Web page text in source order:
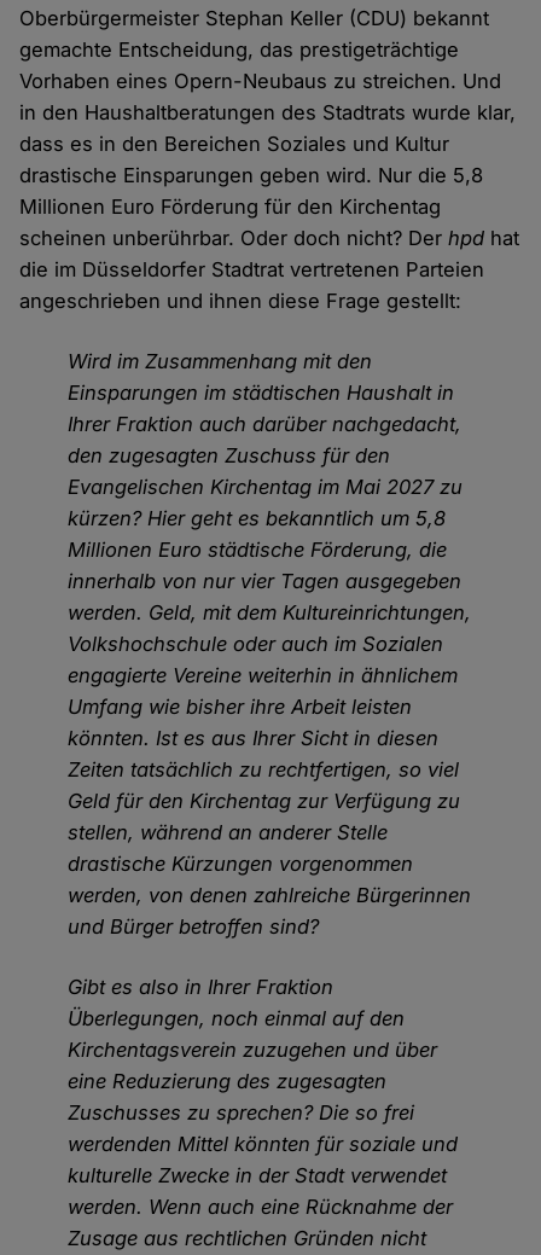
Oberbürgermeister Stephan Keller (CDU) bekannt
gemachte Entscheidung, das prestigeträchtige
Vorhaben eines Opern-Neubaus zu streichen. Und
in den Haushaltberatungen des Stadtrats wurde klar,
dass es in den Bereichen Soziales und Kultur
drastische Einsparungen geben wird. Nur die 5,8
Millionen Euro Förderung für den Kirchentag
scheinen unberührbar. Oder doch nicht? Derhpd hat
die im Düsseldorfer Stadtrat vertretenen Parteien
angeschrieben und ihnen diese Frage gestellt:
Wird im Zusammenhang mit den
Einsparungen im städtischen Haushalt in
Ihrer Fraktion auch darüber nachgedacht,
den zugesagten Zuschuss für den
Evangelischen Kirchentag im Mai 2027 zu
kürzen? Hier geht es bekanntlich um 5,8
Millionen Euro städtische Förderung, die
innerhalb von nur vier Tagen ausgegeben
werden. Geld, mit dem Kultureinrichtungen,
Volkshochschule oder auch im Sozialen
engagierte Vereine weiterhin in ähnlichem
Umfang wie bisher ihre Arbeit leisten
könnten. Ist es aus Ihrer Sicht in diesen
Zeiten tatsächlich zu rechtfertigen, so viel
Geld für den Kirchentag zur Verfügung zu
stellen, während an anderer Stelle
drastische Kürzungen vorgenommen
werden, von denen zahlreiche Bürgerinnen
und Bürger betroffen sind?
Gibt es also in Ihrer Fraktion
Überlegungen, noch einmal auf den
Kirchentagsverein zuzugehen und über
eine Reduzierung des zugesagten
Zuschusses zu sprechen? Die so frei
werdenden Mittel könnten für soziale und
kulturelle Zwecke in der Stadt verwendet
werden. Wenn auch eine Rücknahme der
Zusage aus rechtlichen Gründen nicht